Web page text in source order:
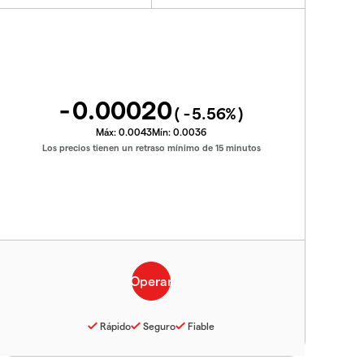
-0.00020( -5.56%)
Máx: 0.0043Mín: 0.0036
Los precios tienen un retraso mínimo de 15 minutos
Rápido Seguro Fiable